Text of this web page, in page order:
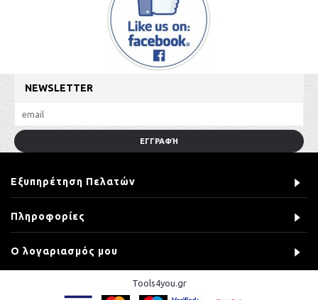
NEWSLETTER
ΕΓΓΡΑΦΉ
Εξυπηρέτηση Πελατών
Πληροφορίες
Ο λογαριασμός μου
Tools4you.gr